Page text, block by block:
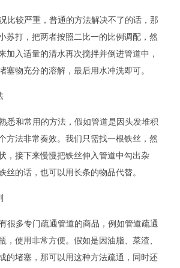
比较严重，普通的方法解决不了的话，那
苏打，把两者按照二比一的比例调配，然
加入适量的清水再次搅拌并倒进管道中，
塞物充分的溶解，最后用水冲洗即可。
悉和常用的方法，假如管道是因头发堆积
方法非常奏效。我们只需找一根铁丝，然
，接下来慢慢把铁丝伸入管道中勾出杂
丝的话，也可以用长条的物品代替。
很多专门疏通管道的商品，例如管道疏通
，使用非常方便。假如是因油脂、菜渣、
的堵塞，那可以用这种方法疏通，同时还